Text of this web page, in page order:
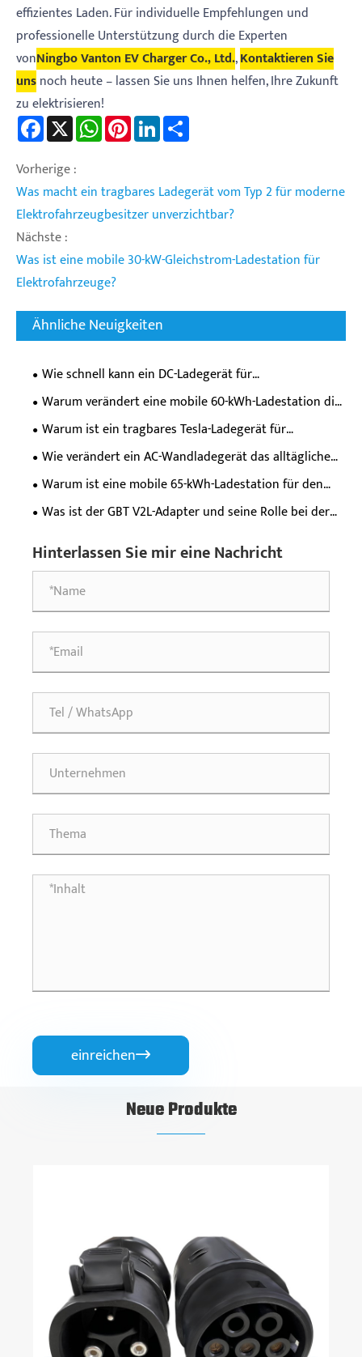
effizientes Laden. Für individuelle Empfehlungen und
professionelle Unterstützung durch die Experten
vonNingbo Vanton EV Charger Co., Ltd.,Kontaktieren Sie
unsnoch heute – lassen Sie uns Ihnen helfen, Ihre Zukunft
zu elektrisieren!
Facebook WhatsAppPinterestLinkedIn
Vorherige :
Was macht ein tragbares Ladegerät vom Typ 2 für moderne
Elektrofahrzeugbesitzer unverzichtbar?
Nächste :
Was ist eine mobile 30-kW-Gleichstrom-Ladestation für
Elektrofahrzeuge?
Ähnliche Neuigkeiten
Wie schnell kann ein DC-Ladegerät für
Elektrofahrzeuge die Batterie Ihres Elektroautos
tatsächlich aufladen?
Warum verändert eine mobile 60-kWh-Ladestation die
Flexibilität beim Laden von Elektrofahrzeugen?
Warum ist ein tragbares Tesla-Ladegerät für
Elektrofahrzeuge für Besitzer moderner
Elektrofahrzeuge unverzichtbar?
Wie verändert ein AC-Wandladegerät das alltägliche
Ladeerlebnis für Elektrofahrzeuge?
Warum ist eine mobile 65-kWh-Ladestation für den
Straßenrettungsdienst für die Notfallversorgung
moderner Elektrofahrzeuge unerlässlich?
Was ist der GBT V2L-Adapter und seine Rolle bei der
Hinterlassen Sie mir eine Nachricht
einreichen
Neue Produkte
Mehr sehen >>